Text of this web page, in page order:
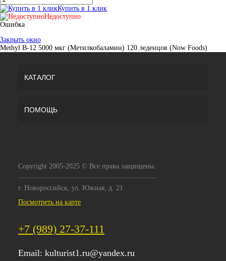
Купить в 1 клик
Недоступно
Ошибка
Закрыть окно
Methyl B-12 5000 мкг (Метилкобаламин) 120 леденцов (Now Foods)
КАТАЛОГ
ПОМОЩЬ
Copyright 2005-2025 © Все права защищены.
г. Новороссийск, ул. Южная, д. 21
Посмотреть на карте
+7 (989) 27-37-111
Email: kulturist1.ru@yandex.ru